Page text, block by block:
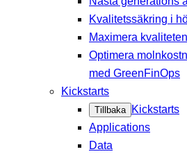
Kvalitetssäkring i
Maximera
Optimera
med GreenFinOps
Kickstarts
Tillbaka
Kickstarts
Applications
Data